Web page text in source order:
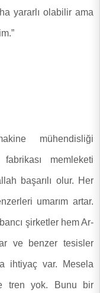
yararlı olabilir ama
mühendisliği
memleketi
başarılı olur. Her
umarım artar.
şirketler hem Ar-
ve benzer tesisler
ihtiyaç var. Mesela
tren yok. Bunu bir